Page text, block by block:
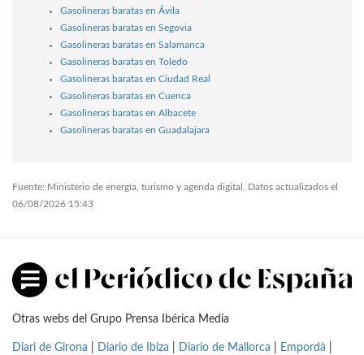
Gasolineras baratas en Ávila
Gasolineras baratas en Segovia
Gasolineras baratas en Salamanca
Gasolineras baratas en Toledo
Gasolineras baratas en Ciudad Real
Gasolineras baratas en Cuenca
Gasolineras baratas en Albacete
Gasolineras baratas en Guadalajara
Fuente: Ministerio de energía, turismo y agenda digital. Datos actualizados el
06/08/2026 15:43
Otras webs del Grupo Prensa Ibérica Media
Diari de Girona Diario de Ibiza Diario de Mallorca Empordà